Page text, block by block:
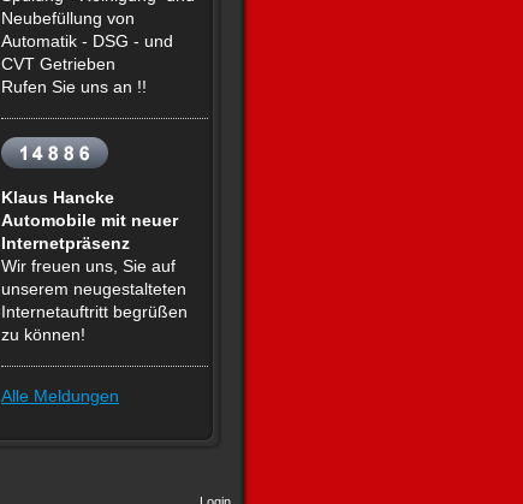
Neubefüllung von
Automatik - DSG - und
CVT Getrieben
Rufen Sie uns an !!
Klaus Hancke
Automobile mit neuer
Internetpräsenz
Wir freuen uns, Sie auf
unserem neugestalteten
Internetauftritt begrüßen
zu können!
Alle Meldungen